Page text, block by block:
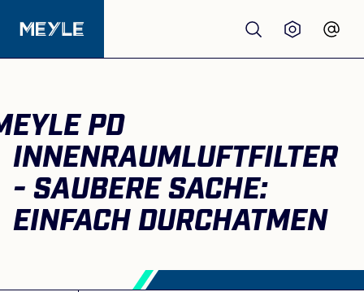
Qualität
Werkstätten
PD
INNENRAUMLUFTFILTER
- SAUBERE SACHE:
EINFACH DURCHATMEN